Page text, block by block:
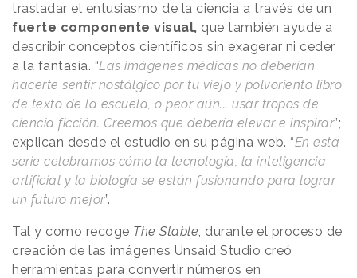
trasladar el entusiasmo de la ciencia a través de un
fuerte componente visual, que también ayude a
describir conceptos científicos sin exagerar ni ceder
a la fantasía. “Las imágenes médicas no deberían
hacerte sentir nostálgico por tu viejo y polvoriento libro
de texto de la escuela, o peor aún... usar tropos de
ciencia ficción. Creemos que debería elevar e inspirar”;
explican desde el estudio en su página web. “En esta
serie celebramos cómo la tecnología, la inteligencia
artificial y la biología se están fusionando para lograr
un futuro mejor”.
Tal y como recoge The Stable, durante el proceso de
creación de las imágenes Unsaid Studio creó
herramientas para convertir números en